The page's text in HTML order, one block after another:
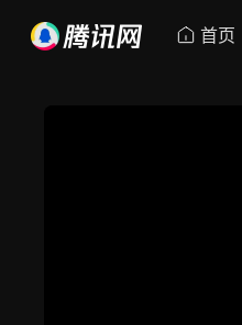
首页